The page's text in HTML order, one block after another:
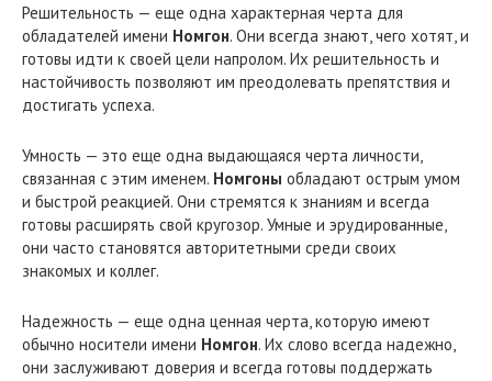
Решительность — еще одна характерная черта для
обладателей имени Номгон. Они всегда знают, чего хотят, и
готовы идти к своей цели напролом. Их решительность и
настойчивость позволяют им преодолевать препятствия и
достигать успеха.
Умность — это еще одна выдающаяся черта личности,
связанная с этим именем. Номгоны обладают острым умом
и быстрой реакцией. Они стремятся к знаниям и всегда
готовы расширять свой кругозор. Умные и эрудированные,
они часто становятся авторитетными среди своих
знакомых и коллег.
Надежность — еще одна ценная черта, которую имеют
обычно носители имени Номгон. Их слово всегда надежно,
они заслуживают доверия и всегда готовы поддержать